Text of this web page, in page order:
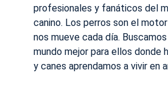
profesionales y fanáticos del
canino. Los perros son el
nos mueve cada día. Buscamos
mundo mejor para ellos donde
y canes aprendamos a vivir en